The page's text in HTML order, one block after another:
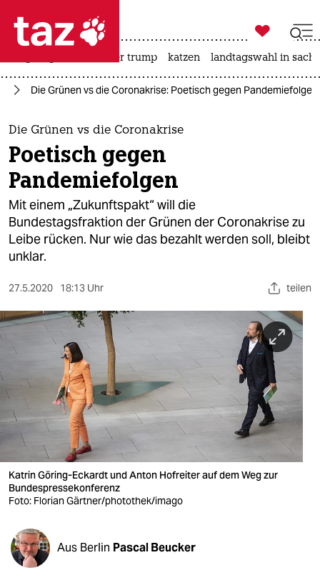
 taz zahl ich
taz zahl ich
themen
politik
öko
gesellschaft
kultur
sport
berlin
nord
wahrheit
verlag
verlag
veranstaltungen
shop
fragen & hilfe
unterstützen

taz zahl ich
usa unter trump katzen landtagswahl in
Die Grünen vs die Coronakrise: Poetisch gegen Pandemiefolgen
Die Grünen vs die Coronakrise
Poetisch gegen
Pandemiefolgen
Mit einem „Zukunftspakt“ will die
Bundestagsfraktion der Grünen der Coronakrise zu
Leibe rücken. Nur wie das bezahlt werden soll, bleibt
unklar.
27.5.2020 18:13 Uhr teilen
Katrin Göring-Eckardt und Anton Hofreiter auf dem Weg zur
Bundespressekonferenz
Foto: Florian Gärtner/photothek/imago
Aus Berlin Pascal Beucker